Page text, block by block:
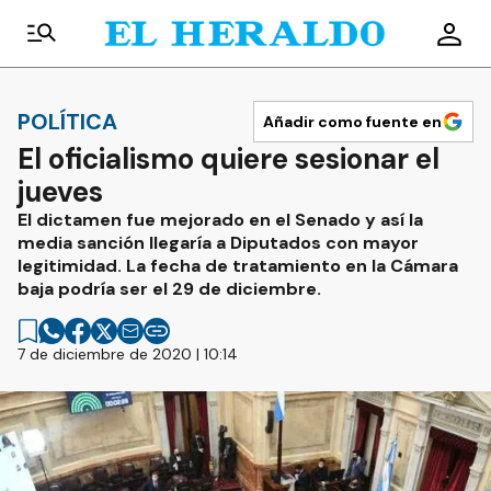
POLÍTICA Añadir como fuente en
El oficialismo quiere sesionar el
jueves
El dictamen fue mejorado en el Senado y así la
media sanción llegaría a Diputados con mayor
legitimidad. La fecha de tratamiento en la Cámara
baja podría ser el 29 de diciembre.
7 de diciembre de 2020 | 10:14